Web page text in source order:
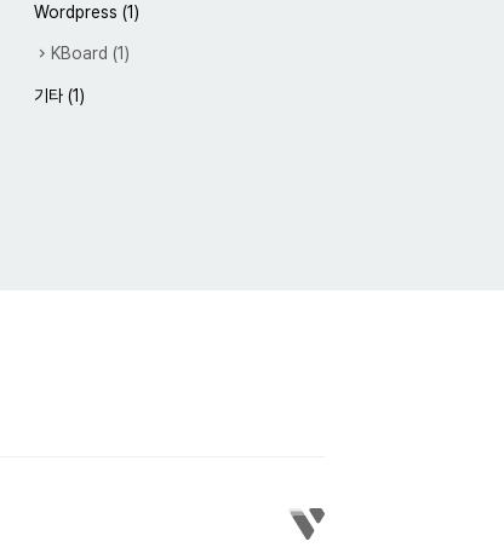
Wordpress (1)
KBoard (1)
기타 (1)